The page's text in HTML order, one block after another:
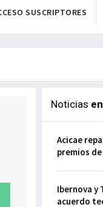
SUSCRIPTORES
Noticias
Acicae
premios
Ibernova y
acuerdo